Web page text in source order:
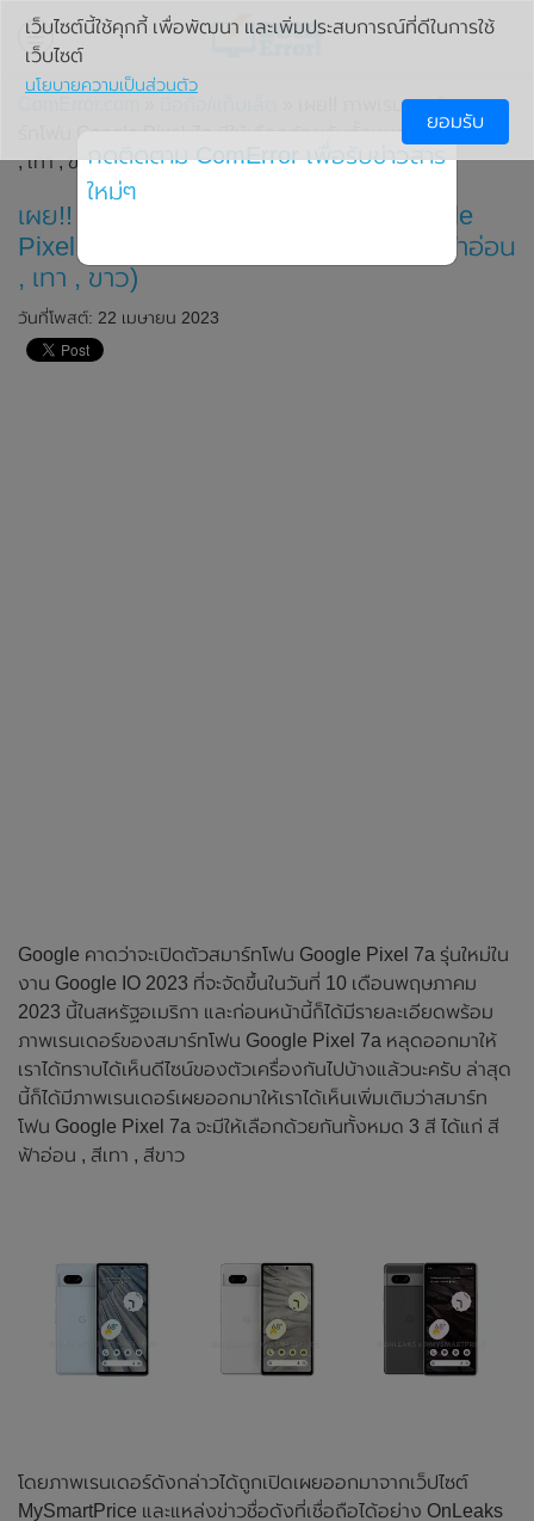
» เผย!! ภาพเรนเดอร์ของสมา
ร์ทโฟน Google Pixel 7a มีให้เลือกด้วยกันทั้งหมด 3 สี (ฟ้าอ่อน
, เทา , ขาว)
เผย!! ภาพเรนเดอร์ของสมาร์ทโฟน Google
Pixel 7a มีให้เลือกด้วยกันทั้งหมด 3 สี (ฟ้าอ่อน
, เทา , ขาว)
วันที่โพสต์: 22 เมษายน 2023
Google คาดว่าจะเปิดตัวสมาร์ทโฟน Google Pixel 7a รุ่นใหม่ใน
งาน Google IO 2023 ที่จะจัดขึ้นในวันที่ 10 เดือนพฤษภาคม
2023 นี้ในสหรัฐอเมริกา และก่อนหน้านี้ก็ได้มีรายละเอียดพร้อม
ภาพเรนเดอร์ของสมาร์ทโฟน Google Pixel 7a หลุดออกมาให้
เราได้ทราบได้เห็นดีไซน์ของตัวเครื่องกันไปบ้างแล้วนะครับ ล่าสุด
นี้ก็ได้มีภาพเรนเดอร์เผยออกมาให้เราได้เห็นเพิ่มเติมว่าสมาร์ท
โฟน Google Pixel 7a จะมีให้เลือกด้วยกันทั้งหมด 3 สี ได้แก่ สี
ฟ้าอ่อน , สีเทา , สีขาว
โดยภาพเรนเดอร์ดังกล่าวได้ถูกเปิดเผยออกมาจากเว็ปไซต์
MySmartPrice และแหล่งข่าวชื่อดังที่เชื่อถือได้อย่าง OnLeaks
เว็บไซต์นี้ใช้คุกกี้ เพื่อพัฒนา และเพิ่มประสบการณ์ที่ดีในการใช้
เว็บไซต์
นโยบายความเป็นส่วนตัว
ยอมรับ
กดติดตาม ComError เพื่อรับข่าวสาร
ใหม่ๆ